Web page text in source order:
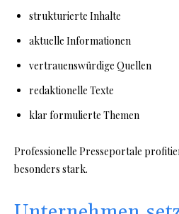
strukturierte Inhalte
aktuelle Informationen
vertrauenswürdige Quellen
redaktionelle Texte
klar formulierte Themen
Professionelle Presseportale
besonders stark.